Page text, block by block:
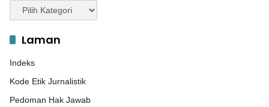
Kategori
Laman
Indeks
Kode Etik Jurnalistik
Pedoman Hak Jawab